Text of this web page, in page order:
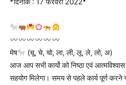
मेष
(चू, चे, चो, ला, ली, लू, ले, लो, अ)
आज आप सभी कार्यो को निष्ठा एवं
सहयोग मिलेगा। समय से पहले कार्य पूर्ण